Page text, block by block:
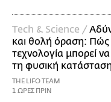
Τech & Science /
και θολή όραση: Πώς
τεχνολογία μπορεί
τη φυσική κατάσταση
THE LIFO TEAM
1 ΩΡΕΣ ΠΡΙΝ